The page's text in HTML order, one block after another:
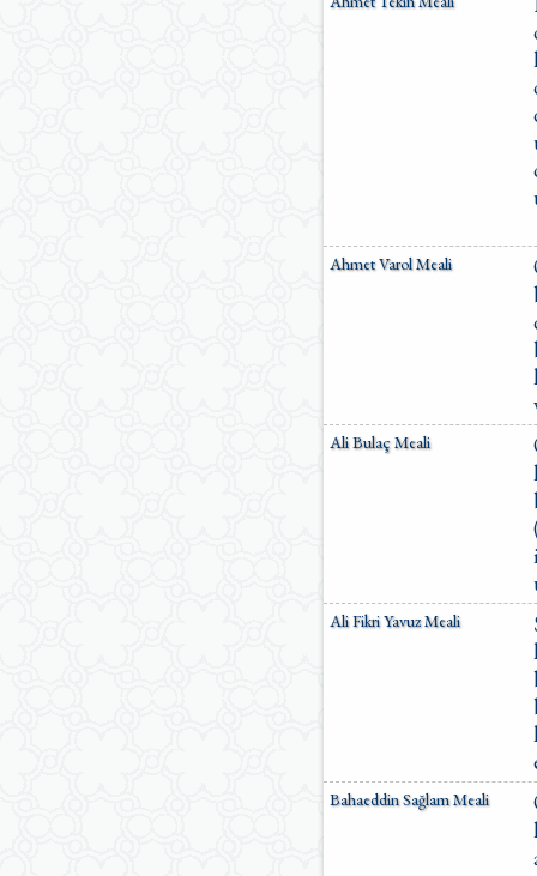
Ahmet Varol Meali
Ali Bulaç Meali
Ali Fikri Yavuz Meali
Bahaeddin Sağlam Meali